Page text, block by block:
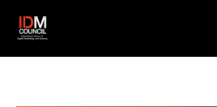
content